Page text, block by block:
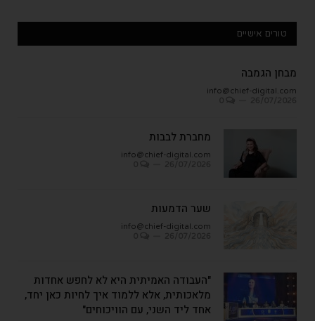
טורים אישיים
מבחן הגמבה
info@chief-digital.com
מחברת לבבות
info@chief-digital.com
שער הדמעות
info@chief-digital.com
"העבודה האמיתית היא לא לחפש אחדות
מלאכותית, אלא ללמוד איך לחיות כאן יחד,
אחד ליד השני, עם הוויכוחים"